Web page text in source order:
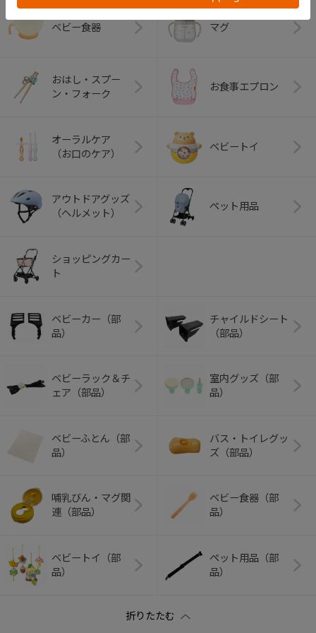
ベビー食器 マグ
おはし・スプー
ン・フォーク
お食事エプロン
オーラルケア
（お口のケア）
ベビートイ
アウトドアグッズ
（ヘルメット）
ペット用品
ショッピングカー
ト
ベビーカー（部
品）
チャイルドシート
（部品）
ベビーラック＆チ
ェア（部品）
室内グッズ（部
品）
ベビーふとん（部
品）
バス・トイレグッ
ズ（部品）
哺乳びん・マグ関
連（部品）
ベビー食器（部
品）
ベビートイ（部
品）
ペット用品（部
品）